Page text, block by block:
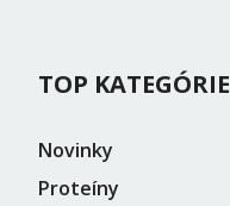
TOP KATEGÓRIE
Novinky
Proteíny